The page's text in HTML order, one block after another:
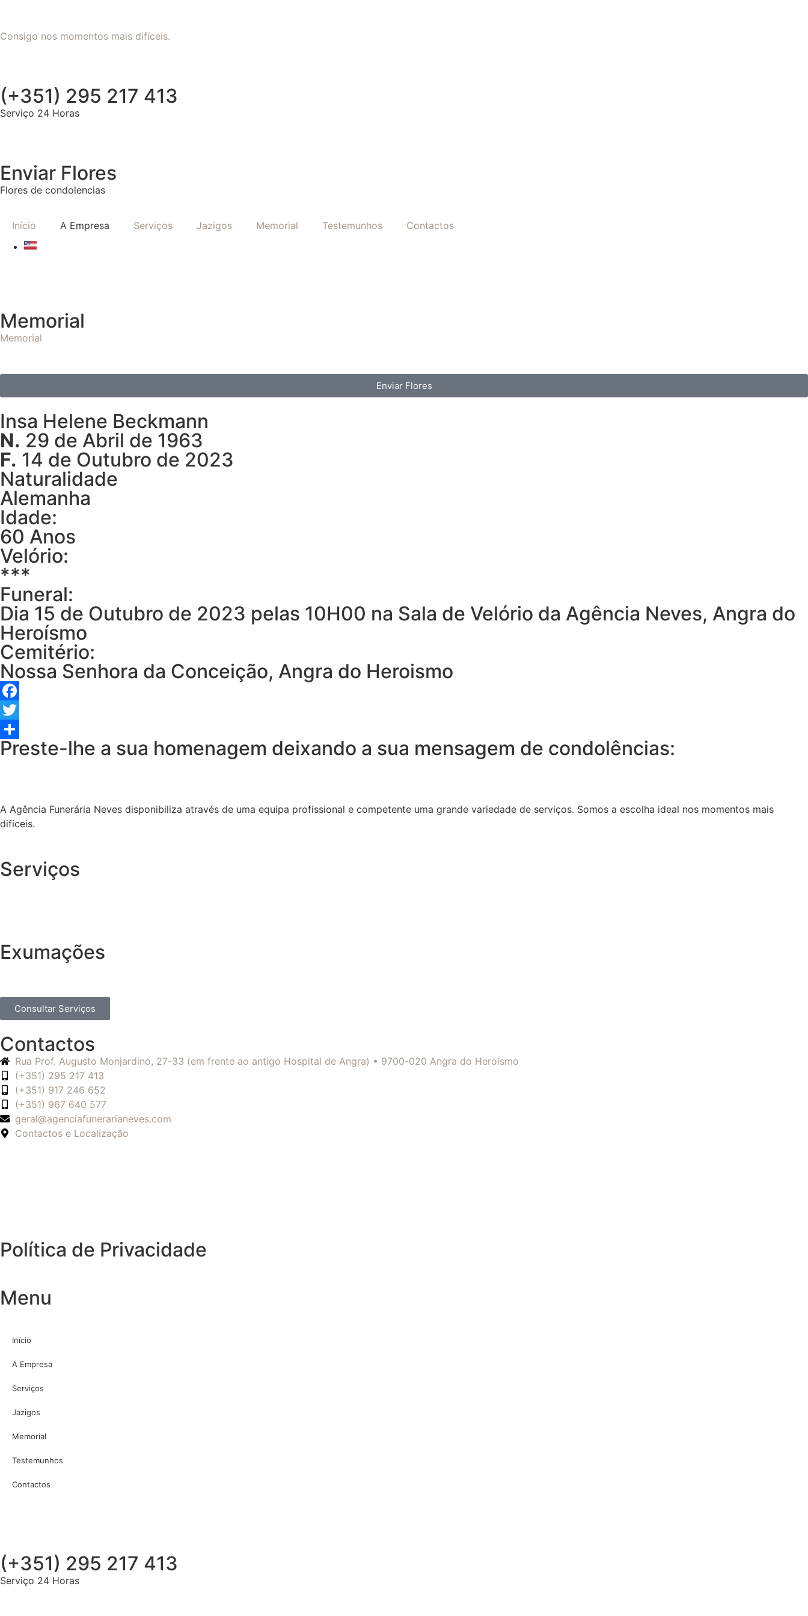
Consigo nos momentos mais difíceis.
(+351) 295 217 413
Serviço 24 Horas
Enviar Flores
Flores de condolencias
Início A Empresa Serviços Jazigos Memorial Testemunhos Contactos
Memorial
Memorial
Enviar Flores
Insa Helene Beckmann
N. 29 de Abril de 1963
F. 14 de Outubro de 2023
Naturalidade
Alemanha
Idade:
60 Anos
Velório:
***
Funeral:
Dia 15 de Outubro de 2023 pelas 10H00 na Sala de Velório da Agência Neves, Angra do
Heroísmo
Cemitério:
Nossa Senhora da Conceição, Angra do Heroismo
Facebook
Twitter
Share
Preste-lhe a sua homenagem deixando a sua mensagem de condolências:
A Agência Funerária Neves disponibiliza através de uma equipa profissional e competente uma grande variedade de serviços. Somos a escolha ideal nos momentos mais
difíceis.
Serviços
Exumações
Consultar Serviços
Contactos
Rua Prof. Augusto Monjardino, 27-33 (em frente ao antigo Hospital de Angra) • 9700-020 Angra do Heroísmo
(+351) 295 217 413
(+351) 917 246 652
(+351) 967 640 577
geral@agenciafunerarianeves.com
Contactos e Localização
Política de Privacidade
Menu
Início
A Empresa
Serviços
Jazigos
Memorial
Testemunhos
Contactos
(+351) 295 217 413
Serviço 24 Horas